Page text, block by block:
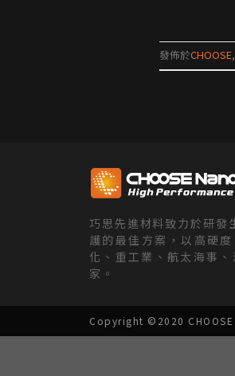
發佈於CHOOSE,
巧思先進材料致力於研發
護的最佳方案，以高硬
化、重工業、航太海事
家。
Copyright ©2020 CHOOSE